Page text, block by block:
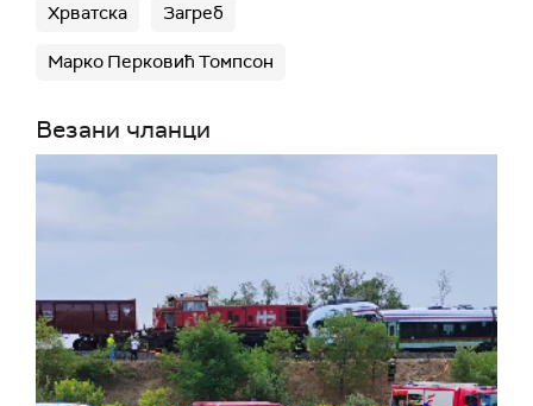
Хрватска Загреб
Марко Перковић Томпсон
Везани чланци